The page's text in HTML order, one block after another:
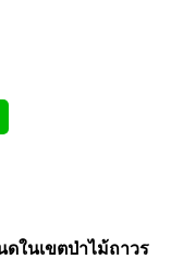
ในเขตป่าไม้ถาวร